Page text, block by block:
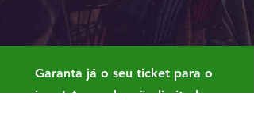
Garanta já o seu ticket para o
jogo! As vendas são limitadas,